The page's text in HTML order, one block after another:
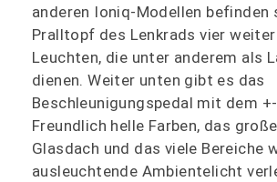
anderen Ioniq-Modellen befinden
Pralltopf des Lenkrads vier
Leuchten, die unter anderem als
dienen. Weiter unten gibt es das
Beschleunigungspedal mit dem
Freundlich helle Farben, das
Glasdach und das viele Bereiche
ausleuchtende Ambientelicht